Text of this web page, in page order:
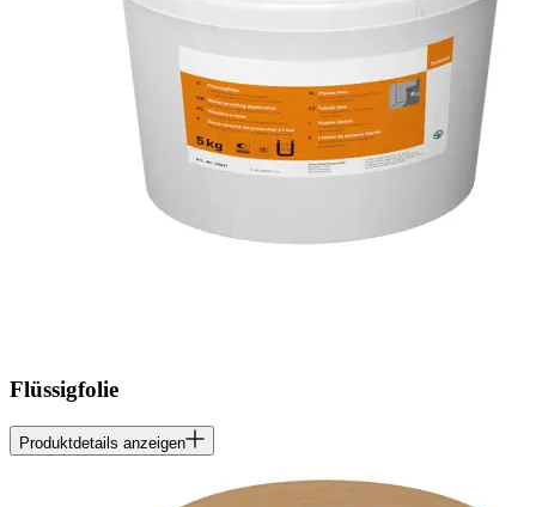
Flüssigfolie
Produktdetails anzeigen